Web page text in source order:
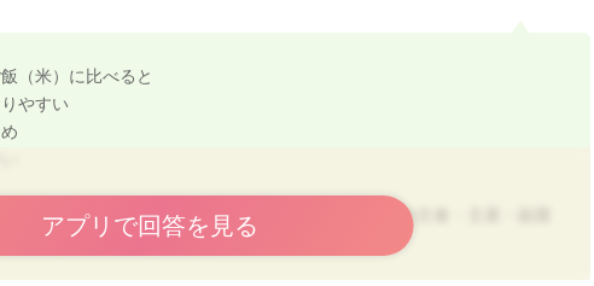
て異物感がある、口にくっつく
レスになりやすい食材です。
ります。）
ぎり
（米）に比べると
やすい
や野菜を多く用意すればカバーできますので、1食の主食・主菜・副菜
うにしてみてくださいね。
アプリで回答を見る